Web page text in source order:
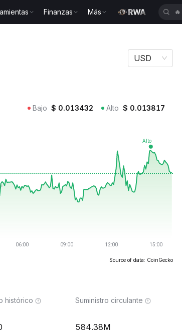
Finanzas Más 🔥
USD
Bajo $ 0.013432 Alto $ 0.013817
Source of data: CoinGecko
histórico Suministro circulante
584.38M